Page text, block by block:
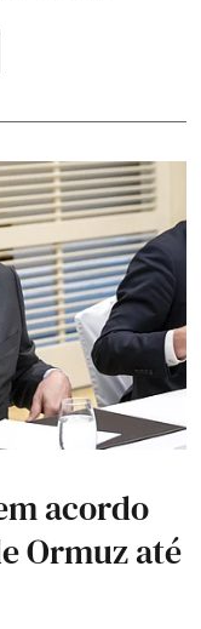
acordo
Ormuz até